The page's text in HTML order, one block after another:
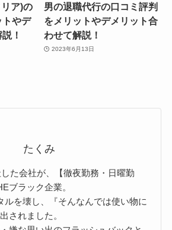
ア)の
トやデ
！
男の退職代行の口コミ評判
をメリットやデメリット合
わせて解説！
2023年6月13日
たくみ
た会社が、【徹夜勤務・日曜勤
ブラック企業。
ルを壊し、『そんなんでは使い物に
されました。